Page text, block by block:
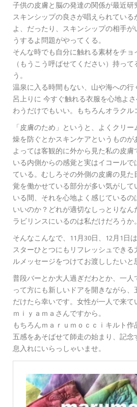
子供の皮膚と脳の発達の関係が最近研
スキンシップの良さが唱えられてい
よ、だったり、スキンシップの相手
うするよ問題がやってくる。
そんな時でも自分に触れる素材をチ
（もうこう呼ばせてください）持っ
う。
温泉に入る時間もない、山や海への
呂上りに 今すぐ触れる衣服を心地よ
わうだけでもいい。もちろんオラクル
「皮膚のため」というと、よくクリ
燥を防ぐとかスキンケアというもの
よっては客観的に外から見た私の皮
いる内側からの感覚と実はイコール
ている。むしろその外側の皮膚の見
覚を働かせている部分が多い気がし
いる間、それを心地よく感じている
いいのか？どれが適切なしっとりな
ラビリンスにいるのは私だけだろうか。
そんなこんなで、11月30日、12月1日
スターひとつにもリフレッシュでき
ルメッセージをつけてお渡ししたいと
普段バーとか大人過ぎだわとか、一
って方にも新しいドアを開きながら
だけたら幸いです。女性が一人で来て
ｍｉｙａｍａさんですから。
もちろんｍａｒｕｍｏｃｃｉキルト作
五感をあそばせて師走の始まり、記
息入れにいらっしゃいませ。